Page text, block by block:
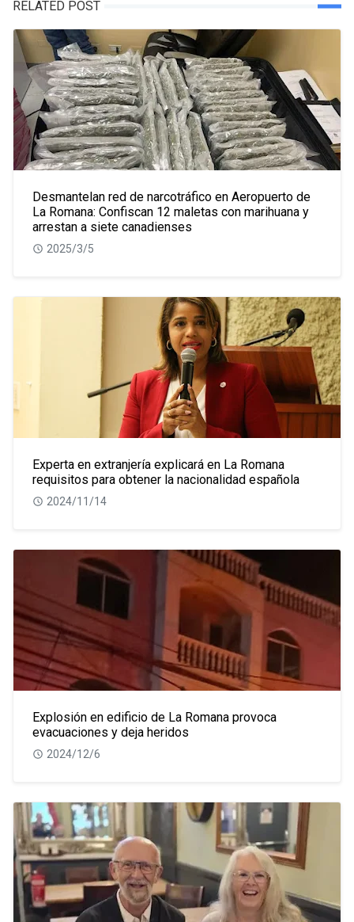
RELATED POST
Desmantelan red de narcotráfico en Aeropuerto de
La Romana: Confiscan 12 maletas con marihuana y
arrestan a siete canadienses
2025/3/5
Experta en extranjería explicará en La Romana
requisitos para obtener la nacionalidad española
2024/11/14
Explosión en edificio de La Romana provoca
evacuaciones y deja heridos
2024/12/6